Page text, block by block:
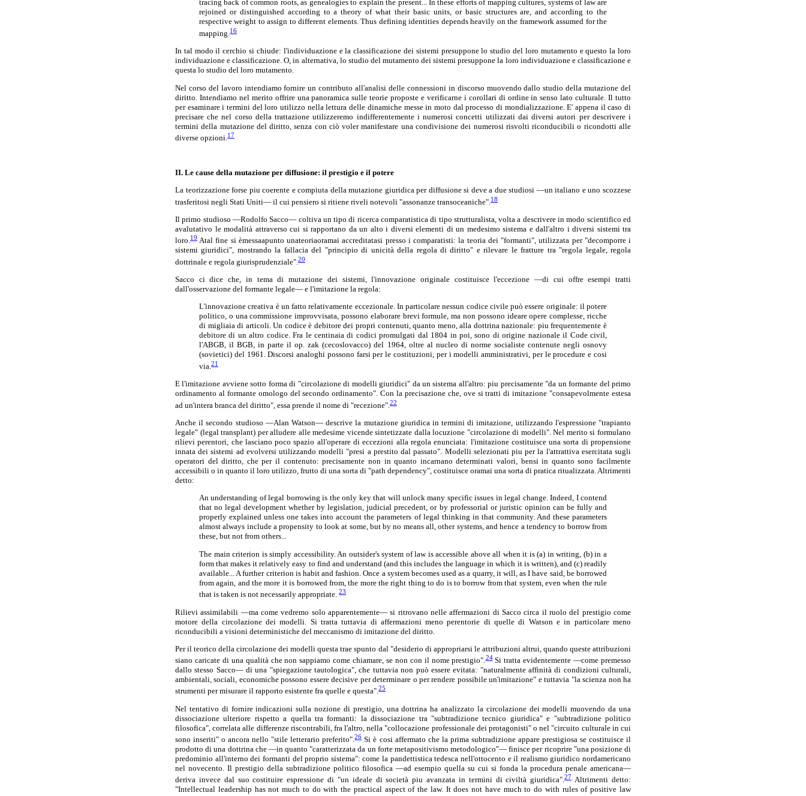
tracing back of common roots, as genealogies to explain the present... In these efforts of mapping cultures, systems of law are
rejoined or distinguished according to a theory of what their basic units, or basic structures are, and according to the
respective weight to assign to different elements. Thus defining identities depends heavily on the framework assumed for the
mapping. 16
In tal modo il cerchio si chiude: l'individuazione e la classificazione dei sistemi presuppone lo studio del loro mutamento e questo la loro
individuazione e classificazione. O, in alternativa, lo studio del mutamento dei sistemi presuppone la loro individuazione e classificazione e
questa lo studio del loro mutamento.
Nel corso del lavoro intendiamo fornire un contributo all'analisi delle connessioni in discorso muovendo dallo studio della mutazione del
diritto. Intendiamo nel merito offrire una panoramica sulle teorie proposte e verificarne i corollari di ordine in senso lato culturale. Il tutto
per esaminare i termini del loro utilizzo nella lettura delle dinamiche messe in moto dal processo di mondializzazione. E' appena il caso di
precisare che nel corso della trattazione utilizzeremo indifferentemente i numerosi concetti utilizzati dai diversi autori per descrivere i
termini della mutazione del diritto, senza con ciò voler manifestare una condivisione dei numerosi risvolti riconducibili o ricondotti alle
diverse opzioni. 17
II. Le cause della mutazione per diffusione: il prestigio e il potere
La teorizzazione forse piu coerente e compiuta della mutazione giuridica per diffusione si deve a due studiosi —un italiano e uno scozzese
trasferitosi negli Stati Uniti— il cui pensiero si ritiene riveli notevoli "assonanze transoceaniche". 18
Il primo studioso —Rodolfo Sacco— coltiva un tipo di ricerca comparatistica di tipo strutturalista, volta a descrivere in modo scientifico ed
avalutativo le modalità attraverso cui si rapportano da un alto i diversi elementi di un medesimo sistema e dall'altro i diversi sistemi tra
loro.19 Atal fine si èmessaapunto unateoriaoramai accreditatasi presso i comparatisti: la teoria dei "formanti", utilizzata per "decomporre i
sistemi giuridici", mostrando la fallacia del "principio di unicità della regola di diritto" e rilevare le fratture tra "regola legale, regola
dottrinale e regola giurisprudenziale". 20
Sacco ci dice che, in tema di mutazione dei sistemi, l'innovazione originale costituisce l'eccezione —di cui offre esempi tratti
dall'osservazione del formante legale— e l'imitazione la regola:
L'innovazione creativa è un fatto relativamente eccezionale. In particolare nessun codice civile può essere originale: il potere
politico, o una commissione improvvisata, possono elaborare brevi formule, ma non possono ideare opere complesse, ricche
di migliaia di articoli. Un codice è debitore dei propri contenuti, quanto meno, alla dottrina nazionale: piu frequentemente è
debitore di un altro codice. Fra le centinaia di codici promulgati dal 1804 in poi, sono di origine nazionale il Code civil,
l'ABGB, il BGB, in parte il op. zak (cecoslovacco) del 1964, oltre al nucleo di norme socialiste contenute negli osnovy
(sovietici) del 1961. Discorsi analoghi possono farsi per le costituzioni, per i modelli amministrativi, per le procedure e cosi
via. 21
E l'imitazione avviene sotto forma di "circolazione di modelli giuridici" da un sistema all'altro: piu precisamente "da un formante del primo
ordinamento al formante omologo del secondo ordinamento". Con la precisazione che, ove si tratti di imitazione "consapevolmente estesa
ad un'intera branca del diritto", essa prende il nome di "recezione". 22
Anche il secondo studioso —Alan Watson— descrive la mutazione giuridica in termini di imitazione, utilizzando l'espressione "trapianto
legale" (legal transplant) per alludere alle medesime vicende sintetizzate dalla locuzione "circolazione di modelli". Nel merito si formulano
rilievi perentori, che lasciano poco spazio all'operare di eccezioni alla regola enunciata: l'imitazione costituisce una sorta di propensione
innata dei sistemi ad evolversi utilizzando modelli "presi a prestito dal passato". Modelli selezionati piu per la l'attrattiva esercitata sugli
operatori del diritto, che per il contenuto: precisamente non in quanto incarnano determinati valori, bensi in quanto sono facilmente
accessibili o in quanto il loro utilizzo, frutto di una sorta di "path dependency", costituisce oramai una sorta di pratica ritualizzata. Altrimenti
detto:
An understanding of legal borrowing is the only key that will unlock many specific issues in legal change. Indeed, I contend
that no legal development whether by legislation, judicial precedent, or by professorial or juristic opinion can be fully and
properly explained unless one takes into account the parameters of legal thinking in that community. And these parameters
almost always include a propensity to look at some, but by no means all, other systems, and hence a tendency to borrow from
these, but not from others...
The main criterion is simply accessibility. An outsider's system of law is accessible above all when it is (a) in writing, (b) in a
form that makes it relatively easy to find and understand (and this includes the language in which it is written), and (c) readily
available... A further criterion is habit and fashion. Once a system becomes used as a quarry, it will, as I have said, be borrowed
from again, and the more it is borrowed from, the more the right thing to do is to borrow from that system, even when the rule
that is taken is not necessarily appropriate. 23
Rilievi assimilabili —ma come vedremo solo apparentemente— si ritrovano nelle affermazioni di Sacco circa il ruolo del prestigio come
motore della circolazione dei modelli. Si tratta tuttavia di affermazioni meno perentorie di quelle di Watson e in particolare meno
riconducibili a visioni deterministiche del meccanismo di imitazione del diritto.
Per il teorico della circolazione dei modelli questa trae spunto dal "desiderio di appropriarsi le attribuzioni altrui, quando queste attribuzioni
siano caricate di una qualità che non sappiamo come chiamare, se non con il nome prestigio".24Si tratta evidentemente —come premesso
dallo stesso Sacco— di una "spiegazione tautologica", che tuttavia non può essere evitata: "naturalmente affinità di condizioni culturali,
ambientali, sociali, economiche possono essere decisive per determinare o per rendere possibile un'imitazione" e tuttavia "la scienza non ha
strumenti per misurare il rapporto esistente fra quelle e questa".25
Nel tentativo di fornire indicazioni sulla nozione di prestigio, una dottrina ha analizzato la circolazione dei modelli muovendo da una
dissociazione ulteriore rispetto a quella tra formanti: la dissociazione tra "subtradizione tecnico giuridica" e "subtradizione politico
filosofica", correlata alle differenze riscontrabili, fra l'altro, nella "collocazione professionale dei protagonisti" o nel "circuito culturale in cui
sono inseriti" o ancora nello "stile letterario preferito".26Si è cosi affermato che la prima subtradizione appare prestigiosa se costituisce il
prodotto di una dottrina che —in quanto "caratterizzata da un forte metapositivismo metodologico"— finisce per ricoprire "una posizione di
predominio all'interno dei formanti del proprio sistema": come la pandettistica tedesca nell'ottocento e il realismo giuridico nordamericano
nel novecento. Il prestigio della subtradizione politico filosofica —ad esempio quella su cui si fonda la procedura penale americana—
deriva invece dal suo costituire espressione di "un ideale di società piu avanzata in termini di civiltà giuridica".27Altrimenti detto:
"Intellectual leadership has not much to do with the practical aspect of the law. It does not have much to do with rules of positive law